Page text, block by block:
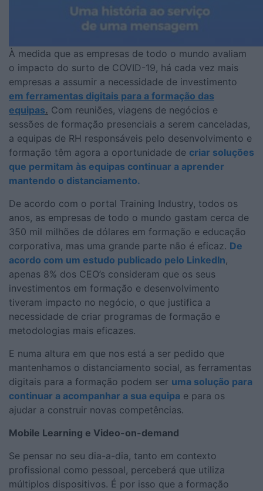
À medida que as empresas de todo o mundo avaliam
o impacto do surto de COVID-19, há cada vez mais
empresas a assumir a necessidade de investimento
em ferramentas digitais para a formação das
equipas. Com reuniões, viagens de negócios e
sessões de formação presenciais a serem canceladas,
a equipas de RH responsáveis pelo desenvolvimento e
formação têm agora a oportunidade de criar soluções
que permitam às equipas continuar a aprender
mantendo o distanciamento.
De acordo com o portal Training Industry, todos os
anos, as empresas de todo o mundo gastam cerca de
350 mil milhões de dólares em formação e educação
corporativa, mas uma grande parte não é eficaz. De
acordo com um estudo publicado pelo LinkedIn,
apenas 8% dos CEO’s consideram que os seus
investimentos em formação e desenvolvimento
tiveram impacto no negócio, o que justifica a
necessidade de criar programas de formação e
metodologias mais eficazes.
E numa altura em que nos está a ser pedido que
mantenhamos o distanciamento social, as ferramentas
digitais para a formação podem ser uma solução para
continuar a acompanhar a sua equipa e para os
ajudar a construir novas competências.
Mobile Learning e Video-on-demand
Se pensar no seu dia-a-dia, tanto em contexto
profissional como pessoal, perceberá que utiliza
múltiplos dispositivos. É por isso que a formação